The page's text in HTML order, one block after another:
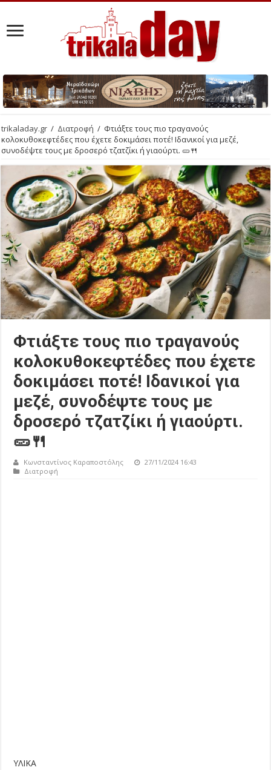
trikaladay.gr / Διατροφή / Φτιάξτε τους πιο τραγανούς
κολοκυθοκεφτέδες που έχετε δοκιμάσει ποτέ! Ιδανικοί για μεζέ,
συνοδέψτε τους με δροσερό τζατζίκι ή γιαούρτι. 🥒🍴
Φτιάξτε τους πιο τραγανούς
κολοκυθοκεφτέδες που έχετε
δοκιμάσει ποτέ! Ιδανικοί για
μεζέ, συνοδέψτε τους με
δροσερό τζατζίκι ή γιαούρτι.
🥒🍴
Κωνσταντίνος Καραποστόλης
27/11/2024 16:43
Διατροφή
ΥΛΙΚΑ